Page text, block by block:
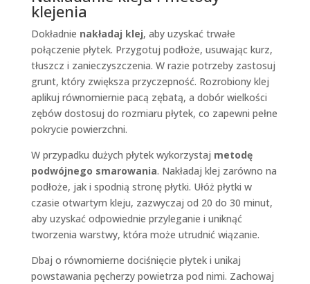
klejenia
Dokładnie nakładaj klej, aby uzyskać trwałe
połączenie płytek. Przygotuj podłoże, usuwając kurz,
tłuszcz i zanieczyszczenia. W razie potrzeby zastosuj
grunt, który zwiększa przyczepność. Rozrobiony klej
aplikuj równomiernie pacą zębatą, a dobór wielkości
zębów dostosuj do rozmiaru płytek, co zapewni pełne
pokrycie powierzchni.
W przypadku dużych płytek wykorzystaj metodę
podwójnego smarowania. Nakładaj klej zarówno na
podłoże, jak i spodnią stronę płytki. Ułóż płytki w
czasie otwartym kleju, zazwyczaj od 20 do 30 minut,
aby uzyskać odpowiednie przyleganie i uniknąć
tworzenia warstwy, która może utrudnić wiązanie.
Dbaj o równomierne dociśnięcie płytek i unikaj
powstawania pęcherzy powietrza pod nimi. Zachowaj